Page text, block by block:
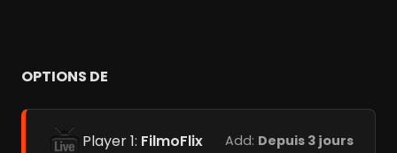
OPTIONS DE
Player 1: FilmoFlix Add: Depuis 3 jours